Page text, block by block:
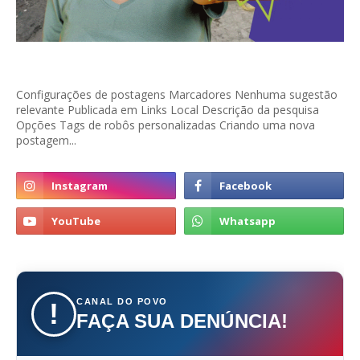
Configurações de postagens Marcadores Nenhuma sugestão
relevante Publicada em Links Local Descrição da pesquisa
Opções Tags de robôs personalizadas Criando uma nova
postagem...
! CANAL DO POVO
FAÇA SUA DENÚNCIA!